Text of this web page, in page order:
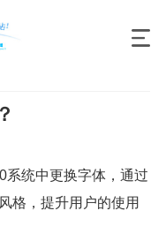
系统中更换字体，通过
格，提升用户的使用